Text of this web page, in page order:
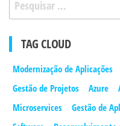
por:
TAG CLOUD
Modernização de Aplicações
Gestão de Projetos
Azure
Microservices
Gestão de